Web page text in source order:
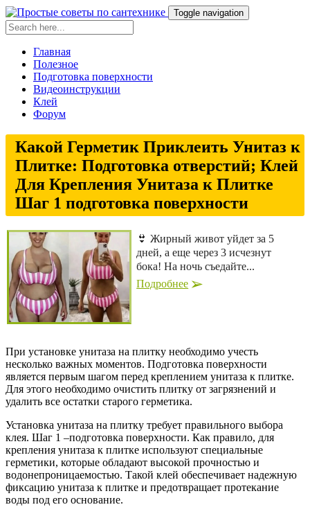
Toggle navigation
Главная
Полезное
Подготовка поверхности
Видеоинструкции
Клей
Форум
Какой Герметик Приклеить Унитаз к
Плитке: Подготовка отверстий; Клей
Для Крепления Унитаза к Плитке
Шаг 1 подготовка поверхности
👙 Жирный живот уйдет за 5
дней, а еще через 3 исчезнут
бока! На ночь съедайте...
Подробнее
При установке унитаза на плитку необходимо учесть
несколько важных моментов. Подготовка поверхности
является первым шагом перед креплением унитаза к плитке.
Для этого необходимо очистить плитку от загрязнений и
удалить все остатки старого герметика.
Установка унитаза на плитку требует правильного выбора
клея. Шаг 1 –подготовка поверхности. Как правило, для
крепления унитаза к плитке используют специальные
герметики, которые обладают высокой прочностью и
водонепроницаемостью. Такой клей обеспечивает надежную
фиксацию унитаза к плитке и предотвращает протекание
воды под его основание.